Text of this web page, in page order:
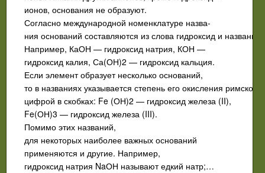
ионов, основания не образуют.
Согласно международной номенклатуре назва­
ния оснований составляются из слова гидроксид и
Например, КаОН — гидроксид натрия, КОН —
гидроксид калия, Са(ОН)2 — гидроксид кальция.
Если элемент образует несколько осно­ваний,
то в названиях указывается степень его окисления римской
цифрой в скобках: Fe (ОН)2 — гидроксид железа (II),
Fe(ОН)3 — гид­роксид железа (III).
Помимо этих названий,
для некоторых наиболее важных оснований
применяются и другие. Например,
гидроксид натрия NaОН называют едкий натр;…